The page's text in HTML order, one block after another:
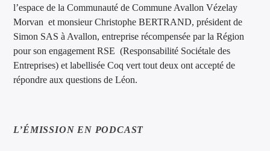
l’espace de la Communauté de Commune Avallon Vézelay
Morvan et monsieur Christophe BERTRAND, président de
Simon SAS à Avallon, entreprise récompensée par la Région
pour son engagement RSE (Responsabilité Sociétale des
Entreprises) et labellisée Coq vert tout deux ont accepté de
répondre aux questions de Léon.
L’ÉMISSION EN PODCAST